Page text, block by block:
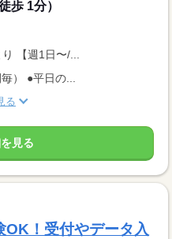
歩 1分）
【週1日〜/...
） ●平日の...
る
見る
！受付やデータ入